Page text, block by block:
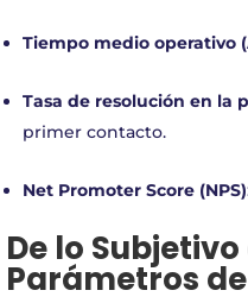
Tiempo medio operativo
Tasa de resolución en la
primer contacto.
Net Promoter Score (NPS)
De lo
Parámetros